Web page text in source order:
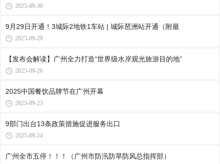
2025-09-30
9月29日开通！3城际2地铁1车站 | 城际琶洲站开通（附最
2025-09-29
【发布会解读】广州全力打造“世界级水岸观光旅游目的地”
2025-09-26
2025中国餐饮品牌节在广州开幕
2025-09-23
9部门出台13条政策措施促进服务出口
2025-09-24
广州全市五停！！！（广州市防汛防旱防风总指挥部）